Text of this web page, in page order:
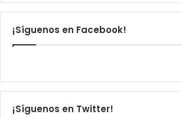
¡Síguenos en Facebook!
¡Síguenos en Twitter!